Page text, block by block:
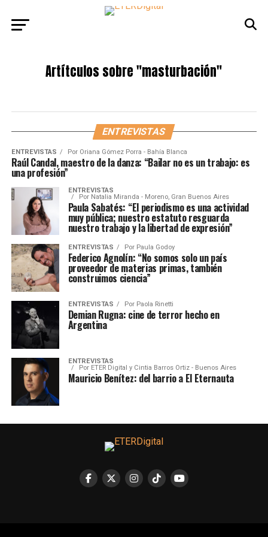
Artítculos sobre"masturbación"
ENTREVISTAS
ENTREVISTAS Por Oriana Gómez Porra - Bahía Blanca
Raúl Candal, maestro de la danza: “Bailar no es un trabajo: es
una profesión”
ENTREVISTAS
Por Natalia Miranda - Moreno, Gran Buenos Aires
Paula Sabatés: “El periodismo es una actividad
muy pública; nuestro estatuto resguarda
nuestro trabajo y la libertad de expresión”
ENTREVISTAS Por Paula Godoy
Federico Agnolín: “No somos solo un país
proveedor de materias primas, también
construimos ciencia”
ENTREVISTAS Por Paola Rinetti
Demian Rugna: cine de terror hecho en
Argentina
ENTREVISTAS
Por ETER Digital y Cintia Barros Ortiz - Buenos Aires
Mauricio Benítez: del barrio a El Eternauta